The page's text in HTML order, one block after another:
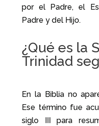
por el Padre, el
Padre y del Hijo.
¿Qué es la
Trinidad
En la Biblia no
Ese término fue
siglo III para